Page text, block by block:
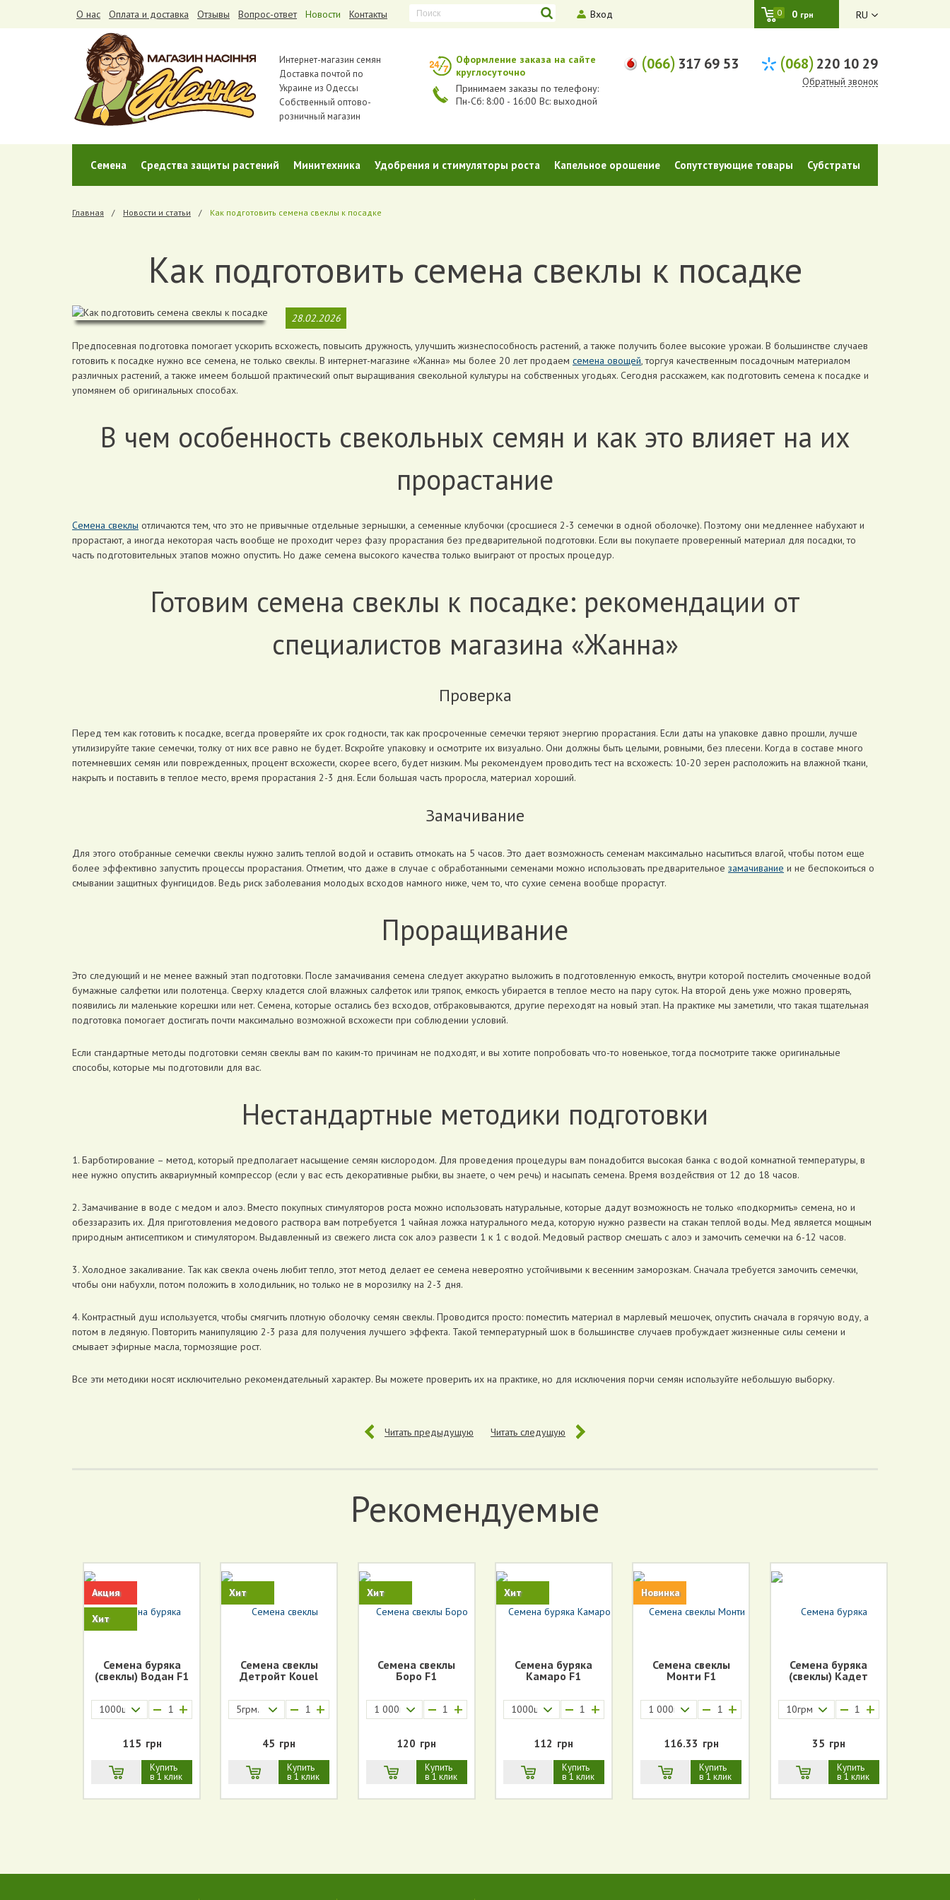
0 0 грн
О нас Оплата и доставка Отзывы Вопрос-ответ Новости Контакты Вход RU
Интернет-магазин семян
Доставка почтой по
Украине из Одессы
Собственный оптово-
розничный магазин
Оформление заказа на сайте
круглосуточно
Принимаем заказы по телефону:
Пн-Сб: 8:00 - 16:00 Вс: выходной
(066) 317 69 53 (068)220 10 29
Обратный звонок
Cемена Средства защиты растений Минитехника Удобрения и стимуляторы роста Капельное орошение Сопутствующие товары Субстраты
Главная Новости и статьи Как подготовить семена свеклы к посадке
Как подготовить семена свеклы к посадке
28.02.2026
Предпосевная подготовка помогает ускорить всхожесть, повысить дружность, улучшить жизнеспособность растений, а также получить более высокие урожаи. В большинстве случаев
готовить к посадке нужно все семена, не только свеклы. В интернет-магазине «Жанна» мы более 20 лет продаем семена овощей , торгуя качественным посадочным материалом
различных растений, а также имеем большой практический опыт выращивания свекольной культуры на собственных угодьях. Сегодня расскажем, как подготовить семена к посадке и
упомянем об оригинальных способах.
В чем особенность свекольных семян и как это влияет на их
прорастание
Семена свеклы отличаются тем, что это не привычные отдельные зернышки, а семенные клубочки (сросшиеся 2-3 семечки в одной оболочке). Поэтому они медленнее набухают и
прорастают, а иногда некоторая часть вообще не проходит через фазу прорастания без предварительной подготовки. Если вы покупаете проверенный материал для посадки, то
часть подготовительных этапов можно опустить. Но даже семена высокого качества только выиграют от простых процедур.
Готовим семена свеклы к посадке: рекомендации от
специалистов магазина «Жанна»
Проверка
Перед тем как готовить к посадке, всегда проверяйте их срок годности, так как просроченные семечки теряют энергию прорастания. Если даты на упаковке давно прошли, лучше
утилизируйте такие семечки, толку от них все равно не будет. Вскройте упаковку и осмотрите их визуально. Они должны быть целыми, ровными, без плесени. Когда в составе много
потемневших семян или поврежденных, процент всхожести, скорее всего, будет низким. Мы рекомендуем проводить тест на всхожесть: 10-20 зерен расположить на влажной ткани,
накрыть и поставить в теплое место, время прорастания 2-3 дня. Если большая часть проросла, материал хороший.
Замачивание
Для этого отобранные семечки свеклы нужно залить теплой водой и оставить отмокать на 5 часов. Это дает возможность семенам максимально насытиться влагой, чтобы потом еще
более эффективно запустить процессы прорастания. Отметим, что даже в случае с обработанными семенами можно использовать предварительное замачивание и не беспокоиться о
смывании защитных фунгицидов. Ведь риск заболевания молодых всходов намного ниже, чем то, что сухие семена вообще прорастут.
Проращивание
Это следующий и не менее важный этап подготовки. После замачивания семена следует аккуратно выложить в подготовленную емкость, внутри которой постелить смоченные водой
бумажные салфетки или полотенца. Сверху кладется слой влажных салфеток или тряпок, емкость убирается в теплое место на пару суток. На второй день уже можно проверять,
появились ли маленькие корешки или нет. Семена, которые остались без всходов, отбраковываются, другие переходят на новый этап. На практике мы заметили, что такая тщательная
подготовка помогает достигать почти максимально возможной всхожести при соблюдении условий.
Если стандартные методы подготовки семян свеклы вам по каким-то причинам не подходят, и вы хотите попробовать что-то новенькое, тогда посмотрите также оригинальные
способы, которые мы подготовили для вас.
Нестандартные методики подготовки
1. Барботирование – метод, который предполагает насыщение семян кислородом. Для проведения процедуры вам понадобится высокая банка с водой комнатной температуры, в
нее нужно опустить аквариумный компрессор (если у вас есть декоративные рыбки, вы знаете, о чем речь) и насыпать семена. Время воздействия от 12 до 18 часов.
2. Замачивание в воде с медом и алоэ. Вместо покупных стимуляторов роста можно использовать натуральные, которые дадут возможность не только «подкормить» семена, но и
обеззаразить их. Для приготовления медового раствора вам потребуется 1 чайная ложка натурального меда, которую нужно развести на стакан теплой воды. Мед является мощным
природным антисептиком и стимулятором. Выдавленный из свежего листа сок алоэ развести 1 к 1 с водой. Медовый раствор смешать с алоэ и замочить семечки на 6-12 часов.
3. Холодное закаливание. Так как свекла очень любит тепло, этот метод делает ее семена невероятно устойчивыми к весенним заморозкам. Сначала требуется замочить семечки,
чтобы они набухли, потом положить в холодильник, но только не в морозилку на 2-3 дня.
4. Контрастный душ используется, чтобы смягчить плотную оболочку семян свеклы. Проводится просто: поместить материал в марлевый мешочек, опустить сначала в горячую воду, а
потом в ледяную. Повторить манипуляцию 2-3 раза для получения лучшего эффекта. Такой температурный шок в большинстве случаев пробуждает жизненные силы семени и
смывает эфирные масла, тормозящие рост.
Все эти методики носят исключительно рекомендательный характер. Вы можете проверить их на практике, но для исключения порчи семян используйте небольшую выборку.
Читать предыдущую Читать следущую
Рекомендуемые
Акция
Хит
Семена буряка
(свеклы) Водан F1
1000шт. +
115 грн
Купить
в 1 клик
Хит
Семена свеклы
Детройт Kouel
5грм. +
45 грн
Купить
в 1 клик
Хит
Семена свеклы
Боро F1
1 000шт. +
120 грн
Купить
в 1 клик
Хит
Семена буряка
Камаро F1
1000шт.3.5-4мм. +
112 грн
Купить
в 1 клик
Новинка
Семена свеклы
Монти F1
1 000шт.3.5-4.25мм
+
116.33 грн
Купить
в 1 клик
Семена буряка
(свеклы) Кадет
10грм. +
35 грн
Купить
в 1 клик